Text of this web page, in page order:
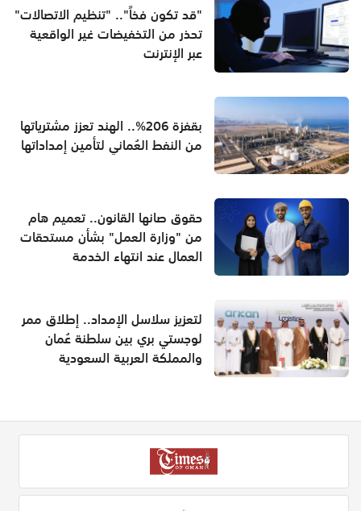
"قد تكون فخاً".. "تنظيم الاتصالات"
تحذر من التخفيضات غير الواقعية
عبر الإنترنت
بقفزة 206%.. الهند تعزز مشترياتها
من النفط العُماني لتأمين إمداداتها
حقوق صانها القانون.. تعميم هام
من "وزارة العمل" بشأن مستحقات
العمال عند انتهاء الخدمة
لتعزيز سلاسل الإمداد.. إطلاق ممر
لوجستي بري بين سلطنة عُمان
والمملكة العربية السعودية